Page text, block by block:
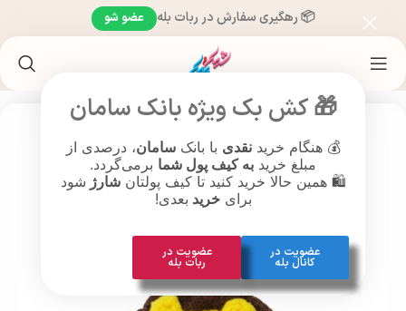
🎁 کش بک ویژه بانک سامان
💰 هنگام خریدنقدی با بانکسامان، درصدی از
مبلغ خرید به کیف پول شما برمی‌گردد.
🛍️ همین حالا خرید کنید تا کیف پولتانشارژ شود
برایخرید بعدی!
عضویت در
کانال بله
عضویت در
ربات بله
📦 رهگیری سفارش در ربات بله عضو شو
خانه